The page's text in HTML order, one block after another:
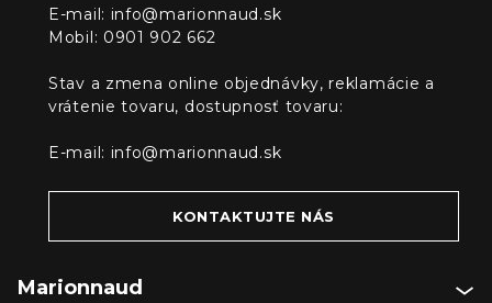
E-mail: info@marionnaud.sk
Mobil: 0901 902 662
Stav a zmena online objednávky, reklamácie a
vrátenie tovaru, dostupnosť tovaru:
E-mail: info@marionnaud.sk
KONTAKTUJTE NÁS
Marionnaud